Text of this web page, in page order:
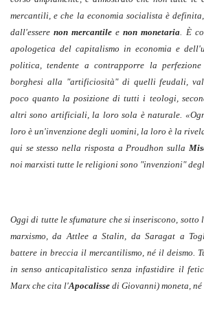
mercantili, e che la economia socialista è
dall'esserenon mercantile enon monetaria. È
apologetica del capitalismo in economia e
politica, tendente a contrapporre la
borghesi alla "artificiosità" di quelli feudali,
poco quanto la posizione di tutti i teologi,
altri sono artificiali, la loro sola è naturale.
loro è un'invenzione degli uomini, la loro è la
qui se stesso nella risposta a Proudhon sulla
noi marxisti tutte le religioni sono "invenzioni"
Oggi di tutte le sfumature che si inseriscono,
marxismo, da Attlee a Stalin, da Saragat a
battere in breccia il mercantilismo, né il deismo.
in senso anticapitalistico senza infastidire il
Marx che cita l'Apocalisse di Giovanni) moneta,